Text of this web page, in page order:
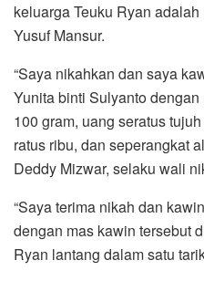
keluarga Teuku Ryan
Yusuf Mansur.
“Saya nikahkan dan saya
Yunita binti Sulyanto
100 gram, uang seratus
ratus ribu, dan seperangkat
Deddy Mizwar, selaku wali
“Saya terima nikah dan
dengan mas kawin tersebut
Ryan lantang dalam satu